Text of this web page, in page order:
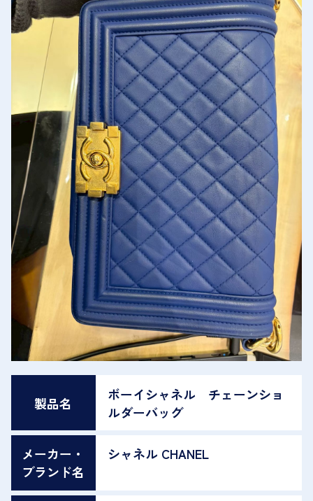
製品名
ボーイシャネル チェーンショ
ルダーバッグ
メーカー・
ブランド名
シャネル CHANEL